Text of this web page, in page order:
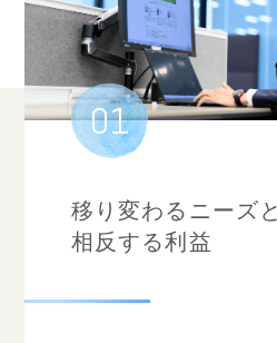
01
移り変わるニーズと
相反する利益